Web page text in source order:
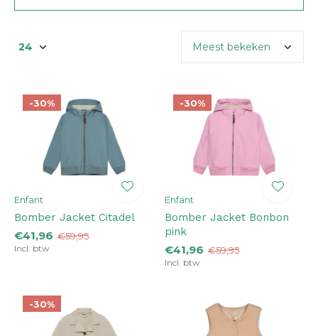
-30%
Enfant
Bomber Jacket Citadel
€41,96 €59,95
Incl. btw
-30%
Enfant
Bomber Jacket Bonbon
pink
€41,96 €59,95
Incl. btw
-30%